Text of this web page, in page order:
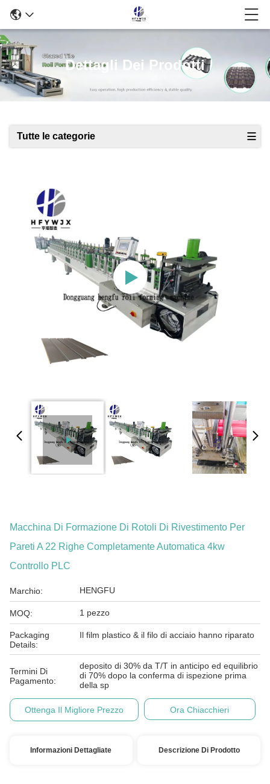
Dettagli Dei Prodotti
Tutte le categorie
Macchina Di Formazione Di Rotoli Di Rivestimento Per
Pareti A 22 Righe Completamente Automatica 4kw
Controllo PLC
Marchio: HENGFU
MOQ: 1 pezzo
Packaging
Details:
Il film plastico & il filo di acciaio hanno riparato
Termini Di
Pagamento:
deposito di 30% da T/T in anticipo ed equilibrio
di 70% dopo la conferma di ispezione prima
della sp
Ottenga Il Migliore Prezzo Ora Chiacchieri
Informazioni Dettagliate Descrizione Di Prodotto